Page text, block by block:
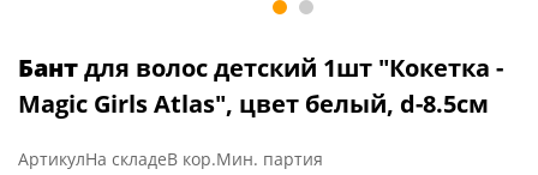
Бантдля волос детский 1шт "Кокетка -
Magic Girls Atlas", цвет белый, d-8.5см
АртикулНа складеВ кор.Мин. партия